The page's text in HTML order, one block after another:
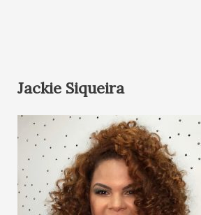
Jackie Siqueira